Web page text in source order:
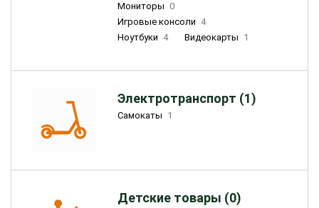
Мониторы 0
Игровые консоли 4
Ноутбуки 4 Видеокарты 1
Электротранспорт (1)
Самокаты 1
Детские товары (0)